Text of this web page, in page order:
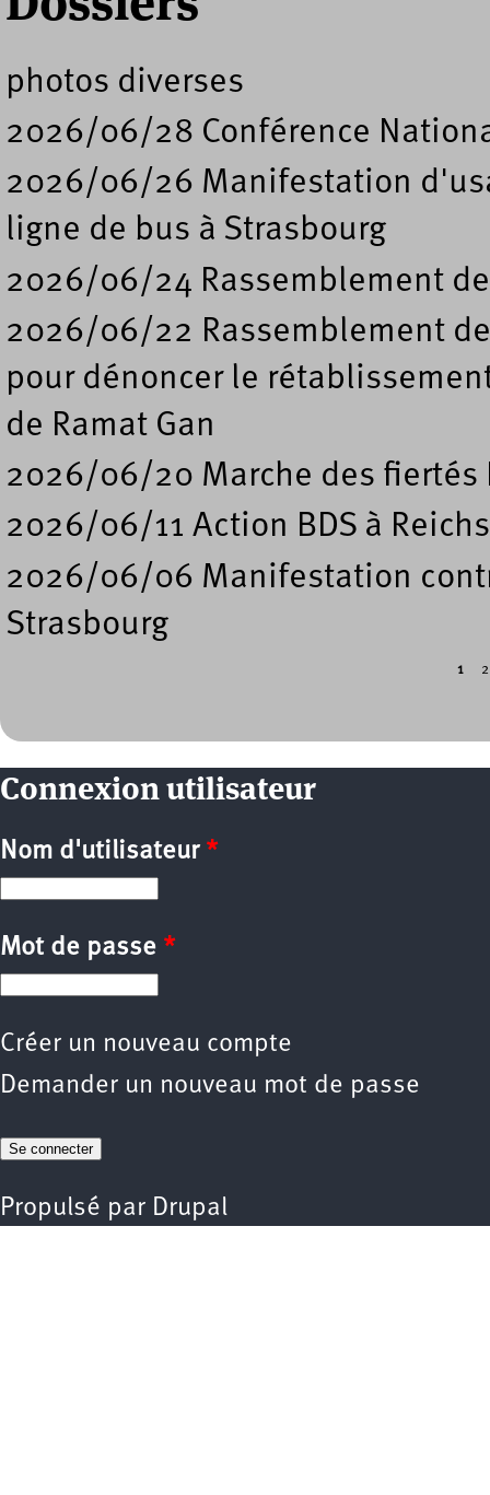
photos diverses
2026/06/28 Conférence
2026/06/26 Manifestation
ligne de bus à Strasbourg
2026/06/24 Rassemblement
2026/06/22 Rassemblement
pour dénoncer le
de Ramat Gan
2026/06/20 Marche des fiertés
2026/06/11 Action BDS à
2026/06/06 Manifestation
Strasbourg
1 2
Connexion utilisateur
Nom d'utilisateur *
Mot de passe *
Créer un nouveau compte
Demander un nouveau mot de passe
Propulsé par Drupal